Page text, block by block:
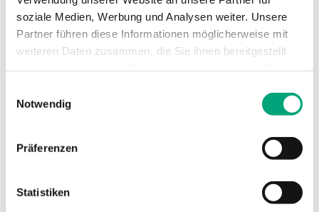
soziale Medien, Werbung und Analysen weiter. Unsere
Partner führen diese Informationen möglicherweise mit
weiteren Daten zusammen, die Sie ihnen bereitgestellt
Notwendig
Präferenzen
Statistiken
REGIN
Hochwertige Thermostate für den Einsatz in
Sensorelement
Flüssigkeitsgefüllte Kupferkapillare mit Schutzfeder